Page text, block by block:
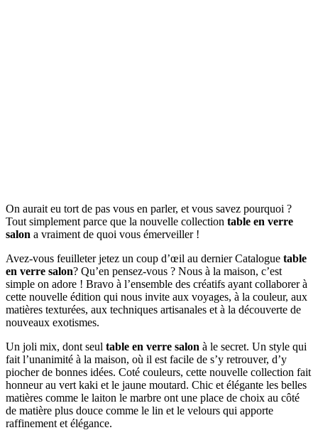
On aurait eu tort de pas vous en parler, et vous savez pourquoi ?
Tout simplement parce que la nouvelle collection table en verre
salon a vraiment de quoi vous émerveiller !
Avez-vous feuilleter jetez un coup d’œil au dernier Catalogue table
en verre salon? Qu’en pensez-vous ? Nous à la maison, c’est
simple on adore ! Bravo à l’ensemble des créatifs ayant collaborer à
cette nouvelle édition qui nous invite aux voyages, à la couleur, aux
matières texturées, aux techniques artisanales et à la découverte de
nouveaux exotismes.
Un joli mix, dont seul table en verre salon à le secret. Un style qui
fait l’unanimité à la maison, où il est facile de s’y retrouver, d’y
piocher de bonnes idées. Coté couleurs, cette nouvelle collection fait
honneur au vert kaki et le jaune moutard. Chic et élégante les belles
matières comme le laiton le marbre ont une place de choix au côté
de matière plus douce comme le lin et le velours qui apporte
raffinement et élégance.